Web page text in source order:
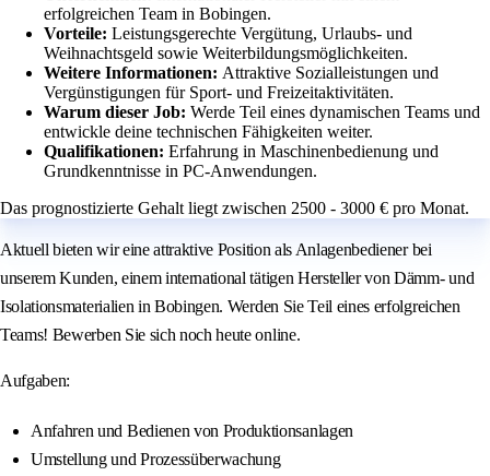
erfolgreichen Team in Bobingen.
Vorteile: Leistungsgerechte Vergütung, Urlaubs- und
Weihnachtsgeld sowie Weiterbildungsmöglichkeiten.
Weitere Informationen: Attraktive Sozialleistungen und
Vergünstigungen für Sport- und Freizeitaktivitäten.
Warum dieser Job: Werde Teil eines dynamischen Teams und
entwickle deine technischen Fähigkeiten weiter.
Qualifikationen: Erfahrung in Maschinenbedienung und
Grundkenntnisse in PC-Anwendungen.
Das prognostizierte Gehalt liegt zwischen 2500 - 3000 € pro Monat.
Aktuell bieten wir eine attraktive Position als Anlagenbediener bei
unserem Kunden, einem international tätigen Hersteller von Dämm- und
Isolationsmaterialien in Bobingen. Werden Sie Teil eines erfolgreichen
Teams! Bewerben Sie sich noch heute online.
Aufgaben:
Anfahren und Bedienen von Produktionsanlagen
Umstellung und Prozessüberwachung